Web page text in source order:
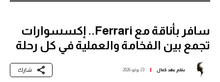
سافر بأناقة مع Ferrari.. إكسسوارات
تجمع بين الفخامة والعملية في كل رحلة
بقلم عهد كمال 23 يوليو 2026 شارك